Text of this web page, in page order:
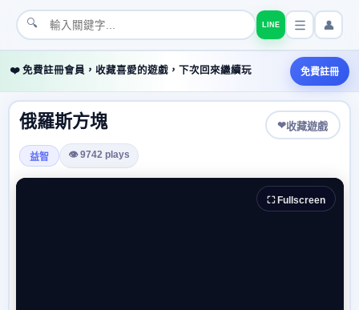
🔍 LINE 👤
❤️ 免費註冊會員，收藏喜愛的遊戲，下次回來繼續玩 免費註冊
俄羅斯方塊 ❤收藏遊戲
益智 👁 9742 plays
⛶ Fullscreen